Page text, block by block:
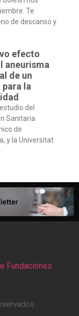
Te
de descanso y
efecto
aneurisma
de un
la
del
Sanitaria
de
y la Universitat
Fundaciones